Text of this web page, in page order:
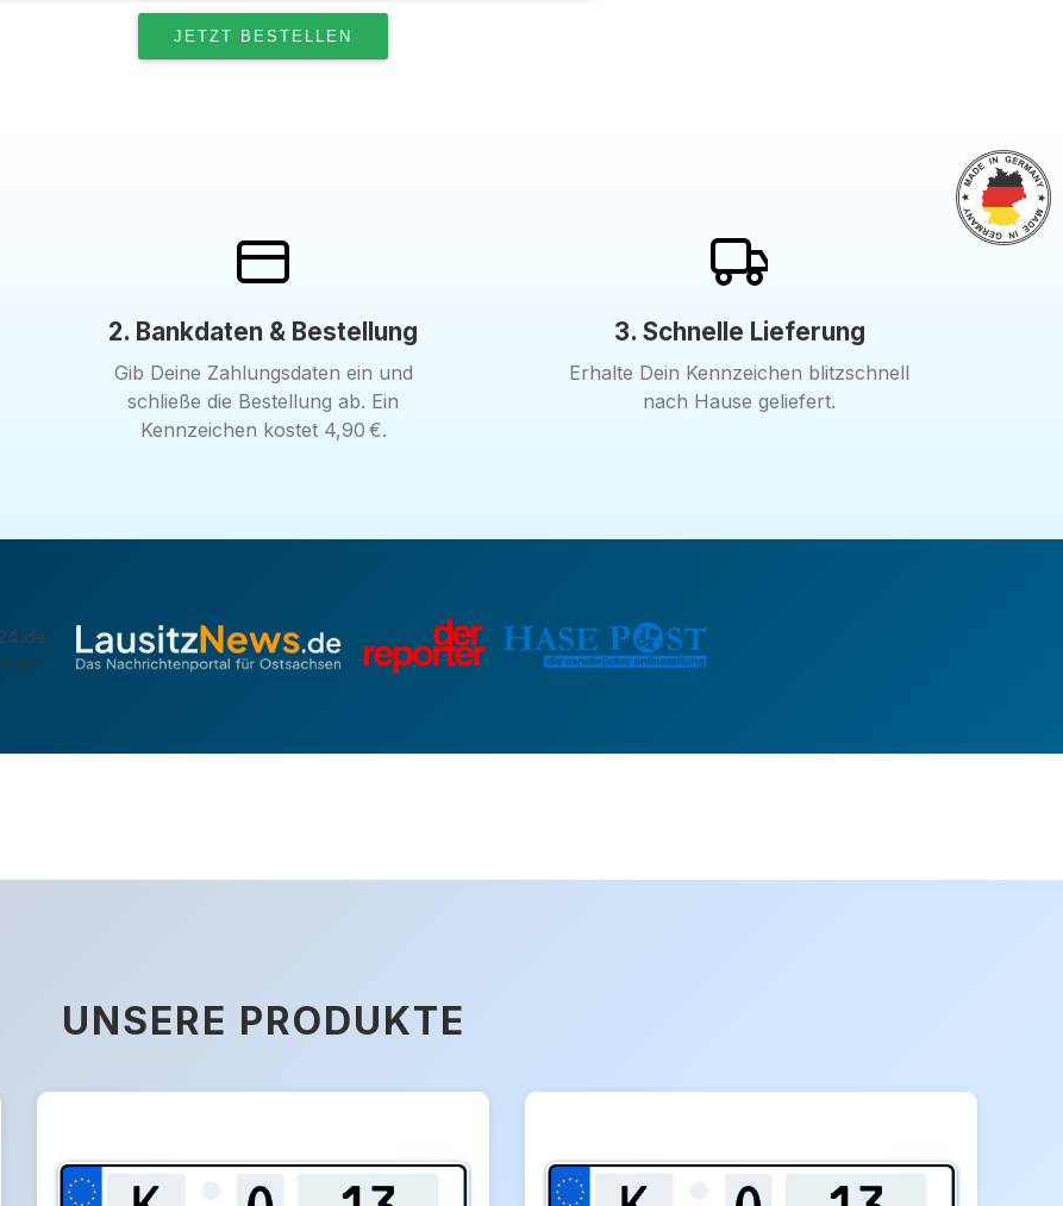
2. Bankdaten & Bestellung
Gib Deine Zahlungsdaten ein und
schließe die Bestellung ab. Ein
Kennzeichen kostet 4,90 €.
3. Schnelle Lieferung
Erhalte Dein Kennzeichen blitzschnell
nach Hause geliefert.
UNSERE PRODUKTE